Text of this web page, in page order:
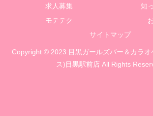
求人募集
知
モテテク
サイトマップ
Copyright © 2023 目黒ガールズバー＆カラオ
ス)目黒駅前店 All Rights